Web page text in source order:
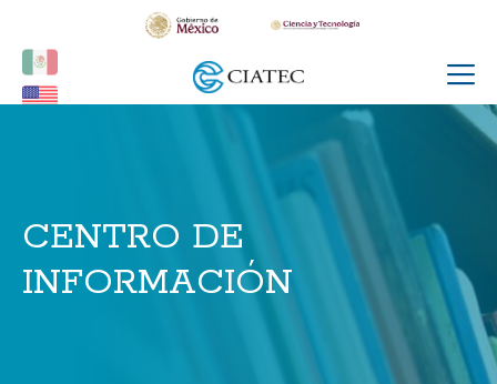
CENTRO DE
INFORMACIÓN